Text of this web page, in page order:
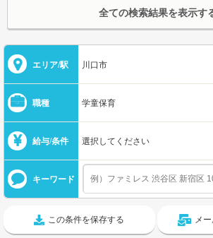
全ての検索結果を表示す
エリア/駅 川口市
職種 学童保育
給与/条件 選択してください
キーワード
この条件を保存する メ